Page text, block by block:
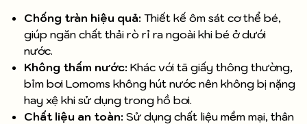
Chống tràn hiệu quả: Thiết kế ôm sát cơ thể bé,
giúp ngăn chất thải rò rỉ ra ngoài khi bé ở dưới
nước.
Không thấm nước: Khác với tã giấy thông thường,
bỉm bơi Lomoms không hút nước nên không bị nặng
hay xệ khi sử dụng trong hồ bơi.
Chất liệu an toàn: Sử dụng chất liệu mềm mại, thân